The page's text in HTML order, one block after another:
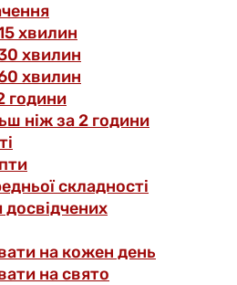
хвилин
хвилин
хвилин
години
ніж за 2 години
складності
на кожен день
на свято